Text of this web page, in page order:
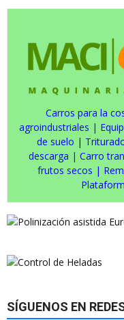
Carros para la
agroindustriales |
de suelo |
descarga | Carro
frutos secos |
SÍGUENOS EN